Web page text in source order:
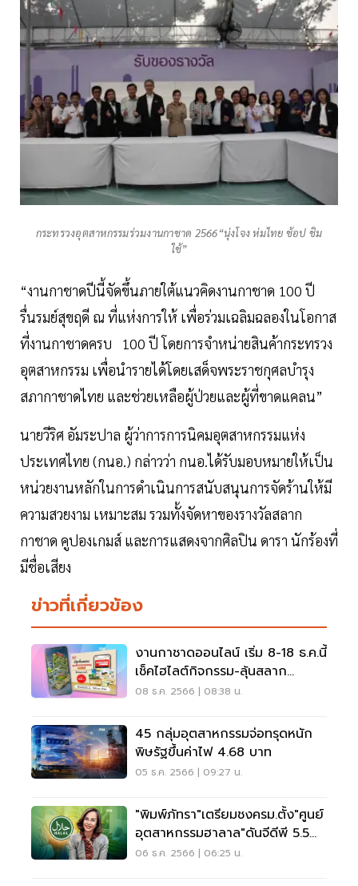
กระทรวงอุตสาหกรรมร่วมงานกาชาด 2566“นุ่งโจง ห่มไทย ช้อป ชิม
ใช้”
“งานกาชาดปีนี้จัดขึ้นภายใต้แนวคิดงานกาชาด 100 ปี
รื่นรมย์สุขฤดี ณ ที่แห่งการให้ เพื่อร่วมเฉลิมฉลองในโอกาส
ที่งานกาชาดครบ 100 ปี โดยการจำหน่ายสินค้ากระทรวง
อุตสาหกรรม เพื่อนำรายได้โดยเสด็จพระราชกุศลบำรุง
สภากาชาดไทย และช่วยเหลือผู้ป่วยและผู้ที่ขาดแคลน”
นายวีริศ อัมระปาล ผู้ว่าการการนิคมอุตสาหกรรมแห่ง
ประเทศไทย (กนอ.) กล่าวว่า กนอ.ได้รับมอบหมายให้เป็น
หน่วยงานหลักในการดำเนินการสนับสนุนการจัดร้านให้มี
ความสวยงาม เหมาะสม รวมทั้งจัดหาของรางวัลสลาก
กาชาด คูปองเกมส์ และการแสดงจากศิลปิน ดารา นักร้องที่
มีชื่อเสียง
ข่าวที่เกี่ยวข้อง
งานกาชาดออนไลน์ เริ่ม 8-18 ธ.ค.นี้
เช็คไฮไลต์กิจกรรม-ลุ้นสลาก
ออนไลน์ที่นี่
08 ธ.ค. 2566 | 08:38 น.
45 กลุ่มอุตสาหกรรมจ่อทรุดหนัก
พิษรัฐขึ้นค่าไฟ 4.68 บาท
05 ธ.ค. 2566 | 09:27 น.
"พิมพ์ภัทรา"เตรียมชงครม.ตั้ง"ศูนย์
อุตสาหกรรมฮาลาล"ดันจีดีพี 5.5
หมื่นล.
06 ธ.ค. 2566 | 06:25 น.